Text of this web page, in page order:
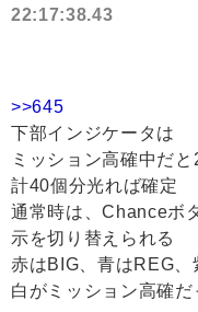
22:17:38.43
>>645
下部インジケータは
ミッション高確中だ
計40個分光れば確定
通常時は、Chanceボ
示を切り替えられる
赤はBIG、青はREG、
白がミッション高確だ